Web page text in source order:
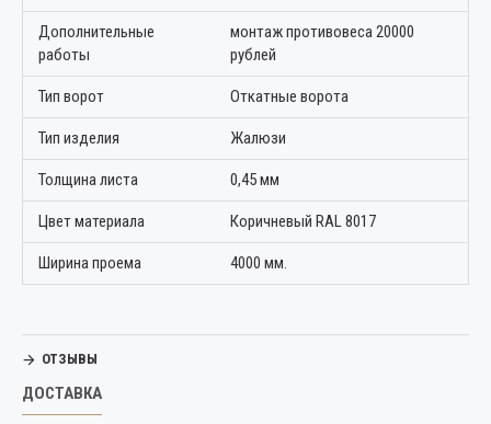
Дополнительные
работы
монтаж противовеса 20000
рублей
Тип ворот Откатные ворота
Тип изделия Жалюзи
Толщина листа 0,45 мм
Цвет материала Коричневый RAL 8017
Ширина проема 4000 мм.
ОТЗЫВЫ
ДОСТАВКА